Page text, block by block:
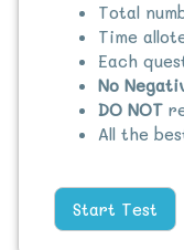
Total
Time
Each
No
DO NOT
All the
Start Test